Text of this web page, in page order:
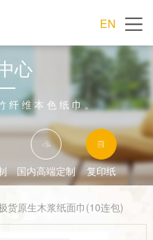
EN
心
纤维本色纸巾。
国内高端定制 复印纸
货原生木浆纸面巾(10连包)